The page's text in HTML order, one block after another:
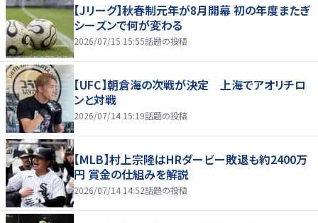
【Jリーグ】秋春制元年が8月開幕 初の年度またぎ
シーズンで何が変わる
2026/07/15 15:55話題の投稿
【UFC】朝倉海の次戦が決定 上海でアオリチロ
ンと対戦
2026/07/14 15:19話題の投稿
【MLB】村上宗隆はHRダービー敗退も約2400万
円 賞金の仕組みを解説
2026/07/14 14:52話題の投稿